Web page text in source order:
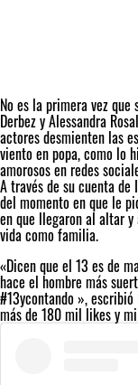
No es la primera vez
DerbezyAlessandra
actores desmienten las
viento en popa, como lo
amorosos en redes
A través de su cuenta
del momento en que le
en que llegaron al altar y
vida como familia.
«Dicen que el 13 es de
hace el hombre más
#13ycontando ️»,
más de 180 mil likes y